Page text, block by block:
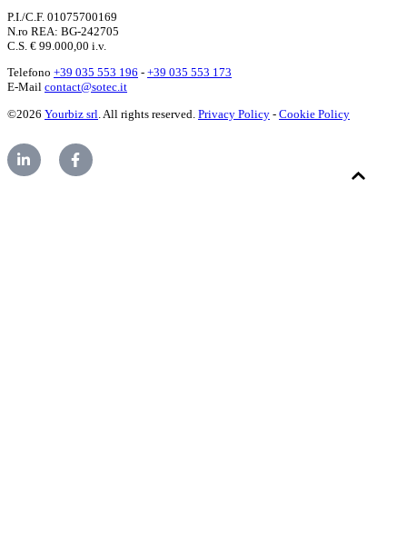
P.I./C.F. 01075700169
N.ro REA: BG-242705
C.S. € 99.000,00 i.v.
Telefono +39 035 553 196 - +39 035 553 173
E-Mail contact@sotec.it
©2026 Yourbiz srl . All rights reserved. Privacy Policy - Cookie Policy